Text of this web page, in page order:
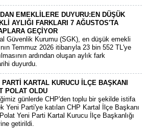
EMEKLİLERE DUYURU:EN DÜŞÜK
AYLIĞI FARKLARI 7 AĞUSTOS'TA
GEÇİYOR
Güvenlik Kurumu (SGK), en düşük emekli
Temmuz 2026 itibarıyla 23 bin 552 TL'ye
ardından oluşan aylık fark
duyurdu.
KARTAL KURUCU İLÇE BAŞKANI
POLAT OLDU
günlerde CHP'den toplu bir şekilde istifa
Yeni Parti'ye katılan CHP Kartal İlçe Başkanı
Yeni Parti Kartal Kurucu İlçe Başkanlığı
getirildi.